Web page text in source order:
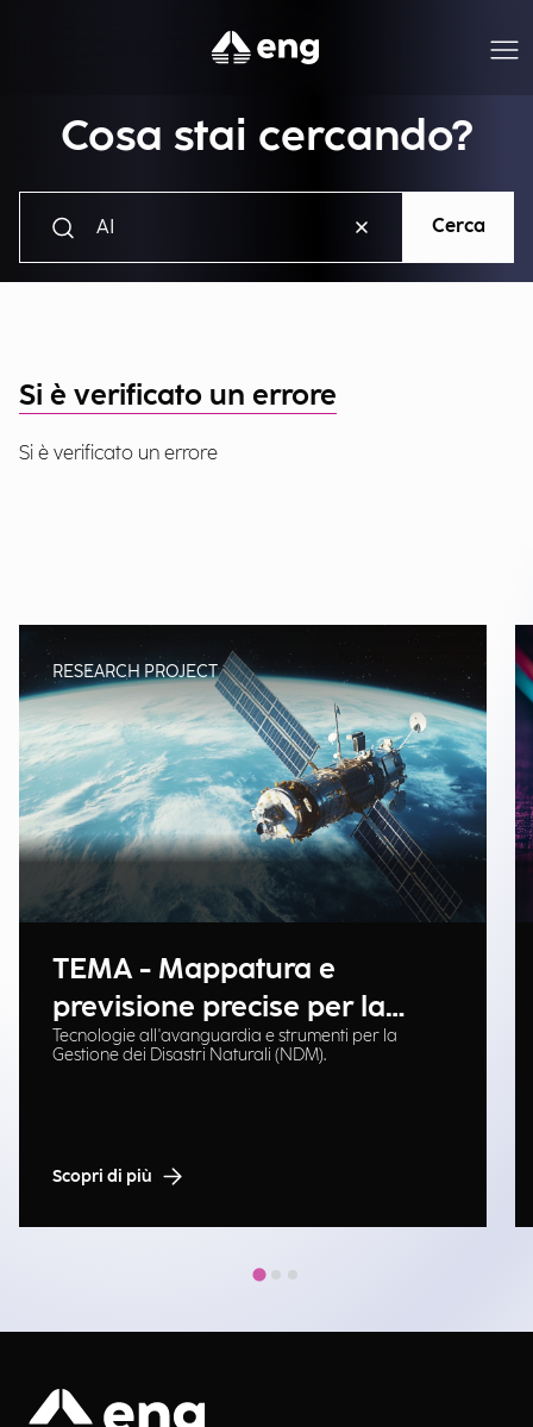
Cosa stai cercando?
Cerca
Si è verificato un errore
Si è verificato un errore
RESEARCH PROJECT
TEMA - Mappatura e
previsione precise per la
gestione delle emergenze
Tecnologie all'avanguardia e strumenti per la
Gestione dei Disastri Naturali (NDM).
Scopri di più